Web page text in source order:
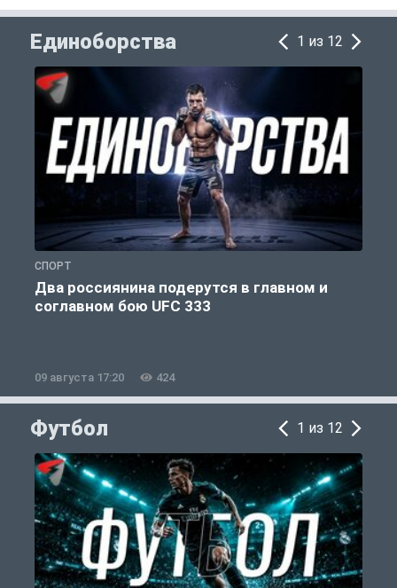
Единоборства 1 из 12
СПОРТ
Два россиянина подерутся в главном и
соглавном бою UFC 333
09 августа 17:20 424
Футбол 1 из 12